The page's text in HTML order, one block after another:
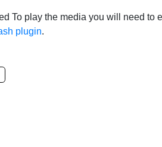
To play the media you will need to
plugin.